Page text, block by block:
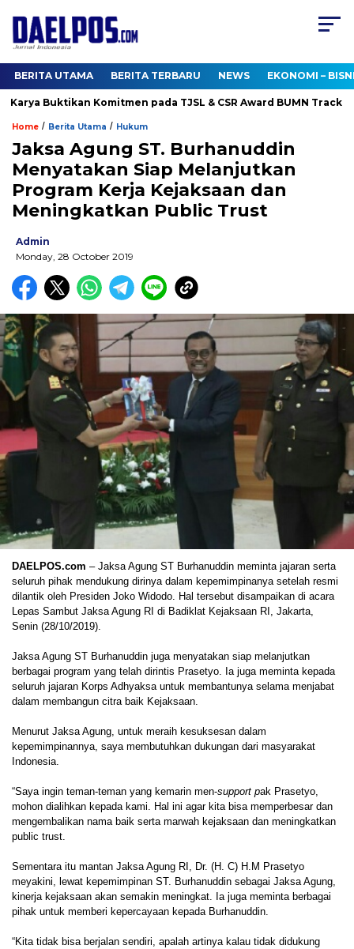
BERITA UTAMA BERITA TERBARU NEWS EKONOMI –
Buktikan Komitmen pada TJSL & CSR Award BUMN Track
Home / Berita Utama / Hukum
Jaksa Agung ST. Burhanuddin
Menyatakan Siap Melanjutkan
Program Kerja Kejaksaan dan
Meningkatkan Public Trust
Admin
Monday, 28 October 2019
DAELPOS.com – Jaksa Agung ST Burhanuddin meminta jajaran serta
seluruh pihak mendukung dirinya dalam kepemimpinanya setelah resmi
dilantik oleh Presiden Joko Widodo. Hal tersebut disampaikan di acara
Lepas Sambut Jaksa Agung RI di Badiklat Kejaksaan RI, Jakarta,
Senin (28/10/2019).
Jaksa Agung ST Burhanuddin juga menyatakan siap melanjutkan
berbagai program yang telah dirintis Prasetyo. Ia juga meminta kepada
seluruh jajaran Korps Adhyaksa untuk membantunya selama menjabat
dalam membangun citra baik Kejaksaan.
Menurut Jaksa Agung, untuk meraih kesuksesan dalam
kepemimpinannya, saya membutuhkan dukungan dari masyarakat
Indonesia.
“Saya ingin teman-teman yang kemarin men-support pak Prasetyo,
mohon dialihkan kepada kami. Hal ini agar kita bisa memperbesar dan
mengembalikan nama baik serta marwah kejaksaan dan meningkatkan
public trust.
Sementara itu mantan Jaksa Agung RI, Dr. (H. C) H.M Prasetyo
meyakini, lewat kepemimpinan ST. Burhanuddin sebagai Jaksa Agung,
kinerja kejaksaan akan semakin meningkat. Ia juga meminta berbagai
pihak untuk memberi kepercayaan kepada Burhanuddin.
“Kita tidak bisa berjalan sendiri, apalah artinya kalau tidak didukung